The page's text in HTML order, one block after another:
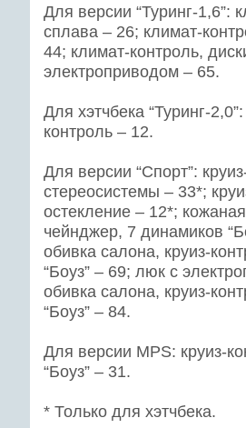
Для версии “Туринг-1,6”:
сплава – 26; климат-
44; климат-контроль,
электроприводом – 65.
Для хэтчбека “Туринг-
контроль – 12.
Для версии “Спорт”:
стереосистемы – 33*;
остекление – 12*;
чейнджер, 7 динамиков
обивка салона, круиз-
“Боуз” – 69; люк с
обивка салона, круиз-
“Боуз” – 84.
Для версии MPS: круиз-
“Боуз” – 31.
* Только для хэтчбека.